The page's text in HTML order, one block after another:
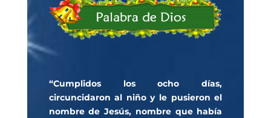
“Cumplidos los ocho días,
circuncidaron al niño y le pusieron el
nombre de Jesús, nombre que había